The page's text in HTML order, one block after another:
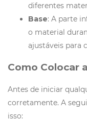
diferentes
Base: A parte
o material
ajustáveis para
Como Colocar
Antes de iniciar
corretamente. A
isso: